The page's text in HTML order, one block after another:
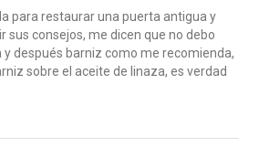
para restaurar una puerta antigua y
sus consejos, me dicen que no debo
y después barniz como me recomienda,
sobre el aceite de linaza, es verdad